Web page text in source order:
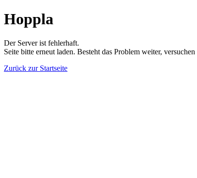
Hoppla
Der Server ist fehlerhaft.
Seite bitte erneut laden. Besteht das Problem weiter,
Zurück zur Startseite